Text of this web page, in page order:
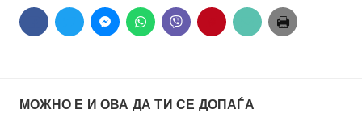
МОЖНО Е И ОВА ДА ТИ СЕ ДОПАЃА